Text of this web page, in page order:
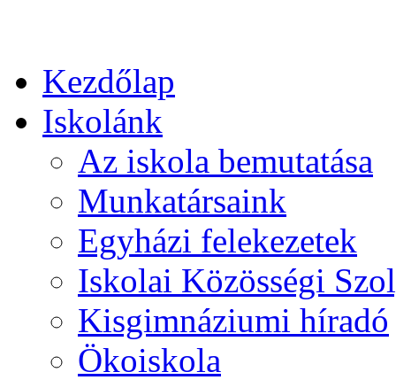
Kezdőlap
Iskolánk
Az iskola bemutatása
Munkatársaink
Egyházi felekezetek
Iskolai Közösségi
Kisgimnáziumi híradó
Ökoiskola